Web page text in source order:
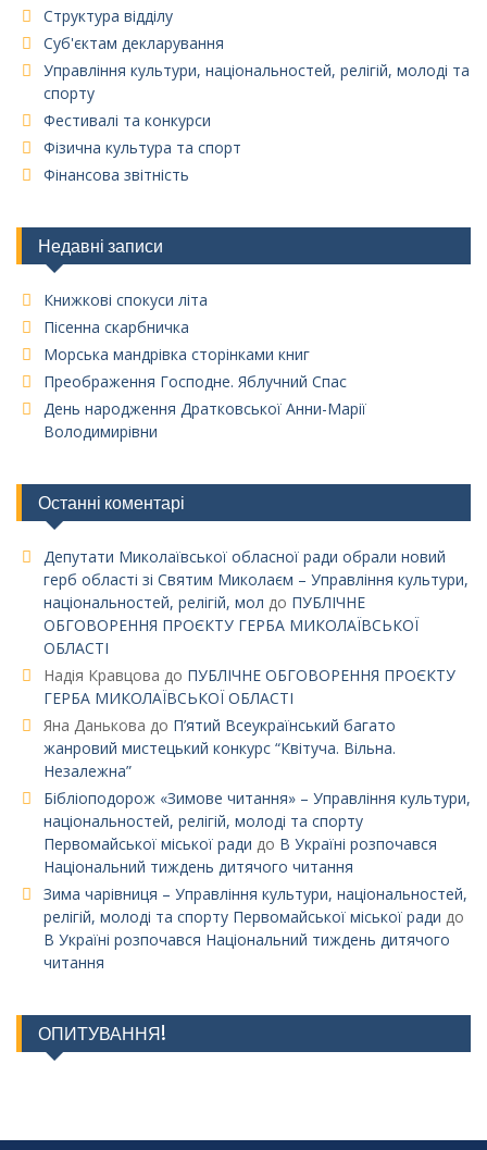
Структура відділу
Суб'єктам декларування
Управління культури, національностей, релігій, молоді та
спорту
Фестивалі та конкурси
Фізична культура та спорт
Фінансова звітність
Недавні записи
Книжкові спокуси літа
Пісенна скарбничка
Морська мандрівка сторінками книг
Преображення Господне. Яблучний Спас
День народження Дратковської Анни-Марії
Володимирівни
Останні коментарі
Депутати Миколаївської обласної ради обрали новий
герб області зі Святим Миколаєм – Управління культури,
національностей, релігій, мол до ПУБЛІЧНЕ
ОБГОВОРЕННЯ ПРОЄКТУ ГЕРБА МИКОЛАЇВСЬКОЇ
ОБЛАСТІ
Надія Кравцова до ПУБЛІЧНЕ ОБГОВОРЕННЯ ПРОЄКТУ
ГЕРБА МИКОЛАЇВСЬКОЇ ОБЛАСТІ
Яна Данькова до П’ятий Всеукраїнський багато
жанровий мистецький конкурс “Квітуча. Вільна.
Незалежна”
Бібліоподорож «Зимове читання» – Управління культури,
національностей, релігій, молоді та спорту
Первомайської міської ради до В Україні розпочався
Національний тиждень дитячого читання
Зима чарівниця – Управління культури, національностей,
релігій, молоді та спорту Первомайської міської ради до
В Україні розпочався Національний тиждень дитячого
читання
ОПИТУВАННЯ!